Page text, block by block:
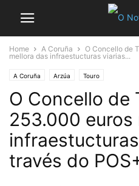
Home A Coruña
O Concello de
mellora das infraestucturas viarias...
A Coruña Arzúa Touro
O Concello de
253.000 euros
través do